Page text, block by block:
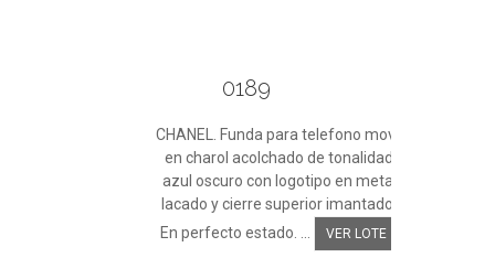
0189
CHANEL. Funda para telefono movil
en charol acolchado de tonalidad
azul oscuro con logotipo en metal
lacado y cierre superior imantado.
En perfecto estado. ...
VER LOTE